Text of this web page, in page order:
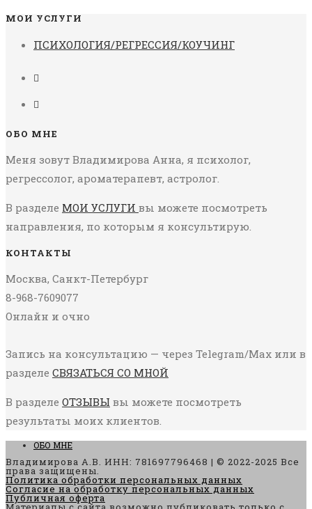
МОИ УСЛУГИ
ПСИХОЛОГИЯ/РЕГРЕССИЯ/КОУЧИНГ
ОБО МНЕ
Меня зовут Владимирова Анна, я психолог,
регрессолог, ароматерапевт, астролог.
В разделе МОИ УСЛУГИ вы можете посмотреть
направления, по которым я консультирую.
КОНТАКТЫ
Москва, Санкт-Петербург
8-968-7609077
Онлайн и очно
Запись на консультацию — через Telegram/Max или в
разделе СВЯЗАТЬСЯ СО МНОЙ
В разделе ОТЗЫВЫ вы можете посмотреть
результаты моих клиентов.
ОБО МНЕ
Владимирова А.В. ИНН: 781697796468 | © 2022-2025 Все
права защищены.
Политика обработки персональных данных
Согласие на обработку персональных данных
Публичная оферта